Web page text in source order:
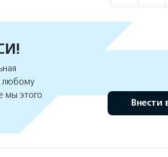
любому
мы этого
Внести